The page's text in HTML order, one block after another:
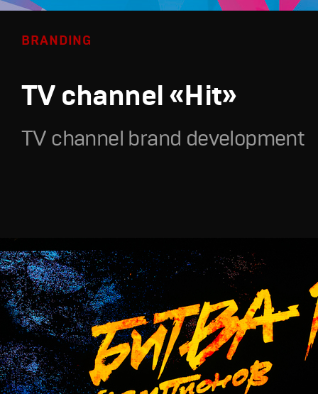
BRANDING
TV channel «Hit»
TV channel brand development